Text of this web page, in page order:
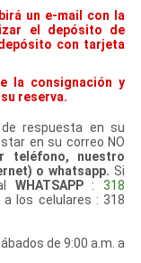
un e-mail con la
el depósito de
con tarjeta
la consignación y
reserva.
respuesta en su
en su correo NO
teléfono, nuestro
o whatsapp. Si
WHATSAPP: 318
a los celulares : 318
de 9:00 a.m. a